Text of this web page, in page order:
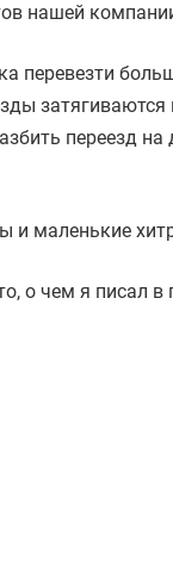
нашей
перевезти
переезд
и маленькие
о чем я писал